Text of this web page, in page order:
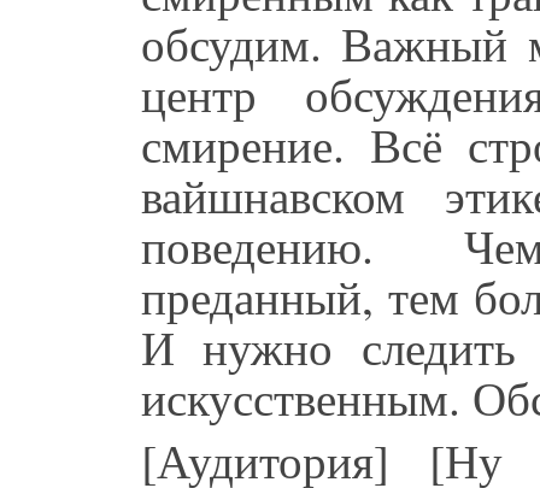
обсудим. Важный
центр
смирение. Всё
вайшнавском
поведению.
преданный, тем
И нужно
искусственным.
[Аудитория] [Ну